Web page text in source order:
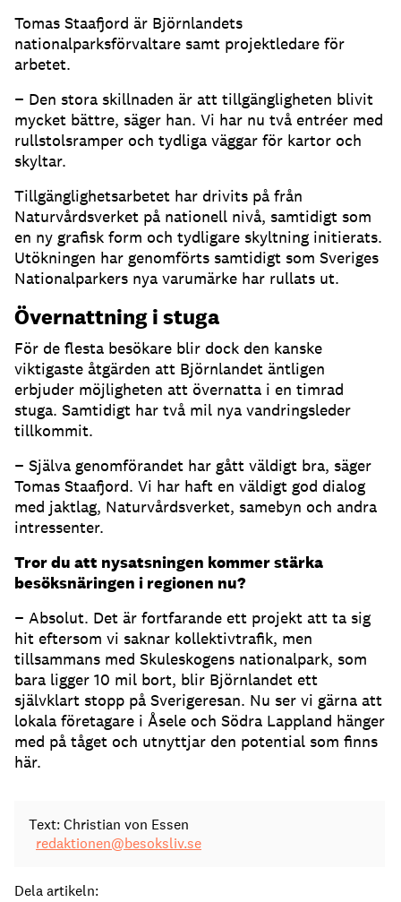
Tomas Staafjord är Björnlandets
nationalparksförvaltare samt projektledare för
arbetet.
− Den stora skillnaden är att tillgängligheten blivit
mycket bättre, säger han. Vi har nu två entréer med
rullstolsramper och tydliga väggar för kartor och
skyltar.
Tillgänglighetsarbetet har drivits på från
Naturvårdsverket på nationell nivå, samtidigt som
en ny grafisk form och tydligare skyltning initierats.
Utökningen har genomförts samtidigt som Sveriges
Nationalparkers nya varumärke har rullats ut.
Övernattning i stuga
För de flesta besökare blir dock den kanske
viktigaste åtgärden att Björnlandet äntligen
erbjuder möjligheten att övernatta i en timrad
stuga. Samtidigt har två mil nya vandringsleder
tillkommit.
− Själva genomförandet har gått väldigt bra, säger
Tomas Staafjord. Vi har haft en väldigt god dialog
med jaktlag, Naturvårdsverket, samebyn och andra
intressenter.
Tror du att nysatsningen kommer stärka
besöksnäringen i regionen nu?
− Absolut. Det är fortfarande ett projekt att ta sig
hit eftersom vi saknar kollektivtrafik, men
tillsammans med Skuleskogens nationalpark, som
bara ligger 10 mil bort, blir Björnlandet ett
självklart stopp på Sverigeresan. Nu ser vi gärna att
lokala företagare i Åsele och Södra Lappland hänger
med på tåget och utnyttjar den potential som finns
här.
Text: Christian von Essen
redaktionen@besoksliv.se
Dela artikeln: